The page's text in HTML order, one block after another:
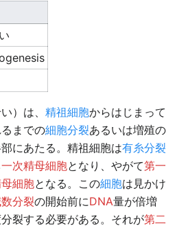
）は、 精祖細胞からはじまって
までの細胞分裂あるいは増殖の
にあたる。精祖細胞は有糸分裂
一次精母細胞となり、やがて第一
細胞となる。この細胞は見かけ
分裂の開始前にDNA量が倍増
裂する必要がある。それが第二